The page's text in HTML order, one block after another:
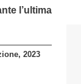
l’ultima
2023